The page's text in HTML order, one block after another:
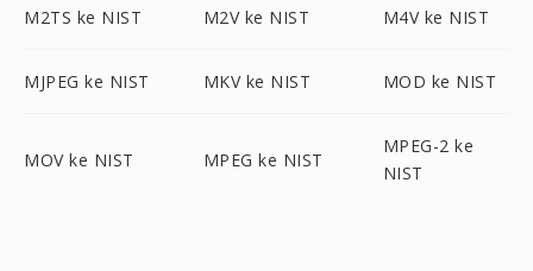
M2TS ke NIST M2V ke NIST M4V ke NIST
MJPEG ke NIST MKV ke NIST MOD ke NIST
MOV ke NIST MPEG ke NIST
MPEG-2 ke
NIST